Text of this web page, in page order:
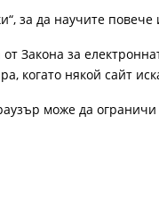
за да научите
Закона за
когато някой сайт
може да